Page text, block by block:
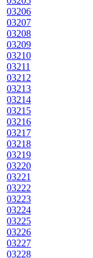
03206
03207
03208
03209
03210
03211
03212
03213
03214
03215
03216
03217
03218
03219
03220
03221
03222
03223
03224
03225
03226
03227
03228